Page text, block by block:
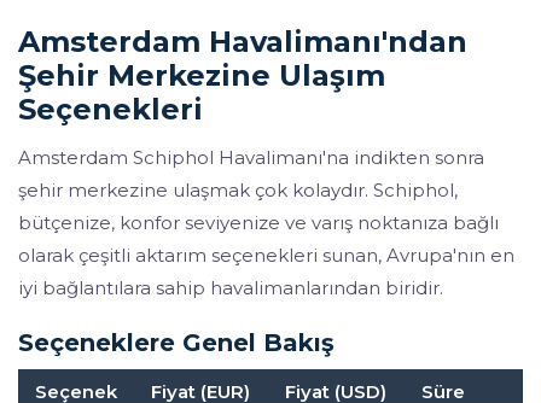
Amsterdam Havalimanı'ndan
Şehir Merkezine Ulaşım
Seçenekleri
Amsterdam Schiphol Havalimanı'na indikten sonra
şehir merkezine ulaşmak çok kolaydır. Schiphol,
bütçenize, konfor seviyenize ve varış noktanıza bağlı
olarak çeşitli aktarım seçenekleri sunan, Avrupa'nın en
iyi bağlantılara sahip havalimanlarından biridir.
Seçeneklere Genel Bakış
Seçenek Fiyat (EUR) Fiyat (USD) Süre